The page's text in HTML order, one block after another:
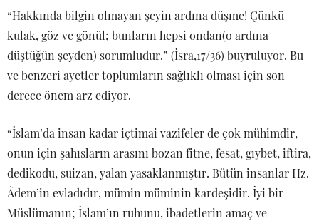
“Hakkında bilgin olmayan şeyin ardına düşme! Çünkü
kulak, göz ve gönül; bunların hepsi ondan(o ardına
düştüğün şeyden) sorumludur.” (İsra,17/36) buyruluyor. Bu
ve benzeri ayetler toplumların sağlıklı olması için son
derece önem arz ediyor.
“İslam’da insan kadar içtimai vazifeler de çok mühimdir,
onun için şahısların arasını bozan fitne, fesat, gıybet, iftira,
dedikodu, suizan, yalan yasaklanmıştır. Bütün insanlar Hz.
Âdem’in evladıdır, mümin müminin kardeşidir. İyi bir
Müslümanın; İslam’ın ruhunu, ibadetlerin amaç ve